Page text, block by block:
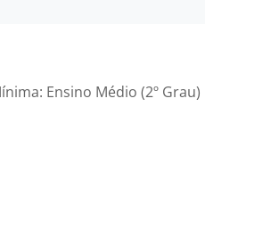
colaborativo e de crescimento
atuar como Operador de Caixa
de trabalho que valoriza o
e a excelência no
Ensino Médio (2º Grau)